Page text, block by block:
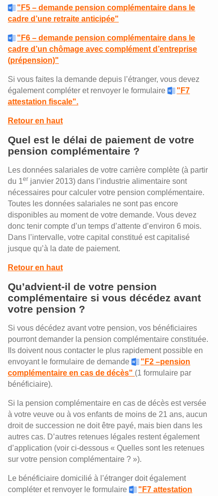
"F5 – demande pension complémentaire dans le
cadre d’une retraite anticipée"
"F6 – demande pension complémentaire dans le
cadre d’un chômage avec complément d’entreprise
(prépension)"
Si vous faites la demande depuis l’étranger, vous devez
également compléter et renvoyer le formulaire
"F7
attestation fiscale".
Retour en haut
Quel est le délai de paiement de votre
pension complémentaire ?
Les données salariales de votre carrière complète (à partir
du 1er janvier 2013) dans l’industrie alimentaire sont
nécessaires pour calculer votre pension complémentaire.
Toutes les données salariales ne sont pas encore
disponibles au moment de votre demande. Vous devez
donc tenir compte d’un temps d’attente d’environ 6 mois.
Dans l’intervalle, votre capital constitué est capitalisé
jusque qu’à la date de paiement.
Retour en haut
Qu’advient-il de votre pension
complémentaire si vous décédez avant
votre pension ?
Si vous décédez avant votre pension, vos bénéficiaires
pourront demander la pension complémentaire constituée.
Ils doivent nous contacter le plus rapidement possible en
envoyant le formulaire de demande
"F2 –pension
complémentaire en cas de décès" (1 formulaire par
bénéficiaire).
Si la pension complémentaire en cas de décès est versée
à votre veuve ou à vos enfants de moins de 21 ans, aucun
droit de succession ne doit être payé, mais bien dans les
autres cas. D’autres retenues légales restent également
d’application (voir ci-dessous « Quelles sont les retenues
sur votre pension complémentaire ? »).
Le bénéficiaire domicilié à l’étranger doit également
compléter et renvoyer le formulaire
"F7 attestation